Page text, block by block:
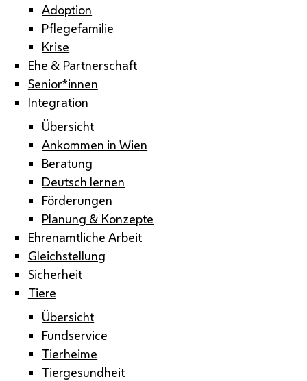
Adoption
Pflegefamilie
Krise
Ehe & Partnerschaft
Senior*innen
Integration
Übersicht
Ankommen in Wien
Beratung
Deutsch lernen
Förderungen
Planung & Konzepte
Ehrenamtliche Arbeit
Gleichstellung
Sicherheit
Tiere
Übersicht
Fundservice
Tierheime
Tiergesundheit